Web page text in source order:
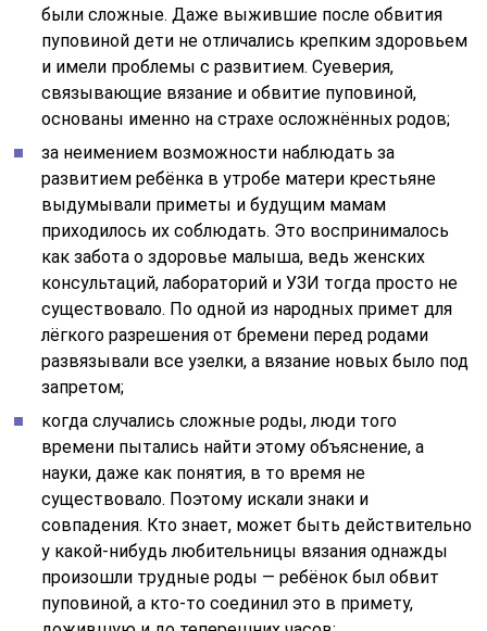
были сложные. Даже выжившие после обвития
пуповиной дети не отличались крепким здоровьем
и имели проблемы с развитием. Суеверия,
связывающие вязание и обвитие пуповиной,
основаны именно на страхе осложнённых родов;
за неимением возможности наблюдать за
развитием ребёнка в утробе матери крестьяне
выдумывали приметы и будущим мамам
приходилось их соблюдать. Это воспринималось
как забота о здоровье малыша, ведь женских
консультаций, лабораторий и УЗИ тогда просто не
существовало. По одной из народных примет для
лёгкого разрешения от бремени перед родами
развязывали все узелки, а вязание новых было под
запретом;
когда случались сложные роды, люди того
времени пытались найти этому объяснение, а
науки, даже как понятия, в то время не
существовало. Поэтому искали знаки и
совпадения. Кто знает, может быть действительно
у какой-нибудь любительницы вязания однажды
произошли трудные роды — ребёнок был обвит
пуповиной, а кто-то соединил это в примету,